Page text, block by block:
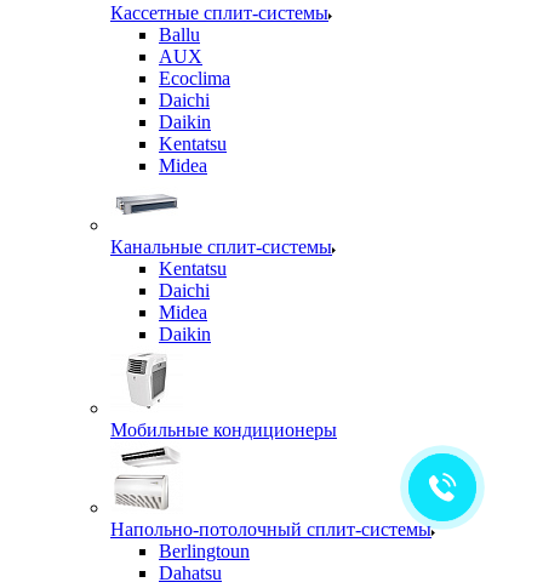
Кассетные сплит-системы
Ballu
AUX
Ecoclima
Daichi
Daikin
Kentatsu
Midea
Канальные сплит-системы
Kentatsu
Daichi
Midea
Daikin
Мобильные кондиционеры
Напольно-потолочный сплит-системы
Berlingtoun
Dahatsu